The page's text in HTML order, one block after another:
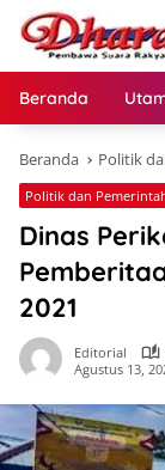
Langsung
konten
Beranda
Beranda Politik
Politik dan
Dinas
2021
Editorial
Agustus 13,